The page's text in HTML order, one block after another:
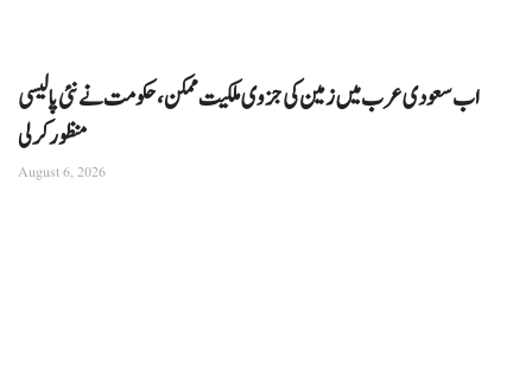
اب سعودی عرب میں زمین کی جزوی ملکیت ممکن، حکومت نے نئی پالیسی
منظور کرلی
August 6, 2026